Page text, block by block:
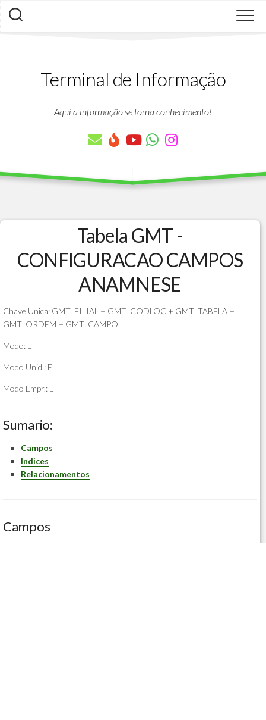
Skip
content
Terminal de Informação
Aqui a informação se torna conhecimento!
Tabela GMT -
CONFIGURACAO CAMPOS
ANAMNESE
Chave Unica: GMT_FILIAL + GMT_CODLOC + GMT_TABELA +
GMT_ORDEM + GMT_CAMPO
Modo: E
Modo Unid.: E
Modo Empr.: E
Sumario:
Campos
Indices
Relacionamentos
Campos